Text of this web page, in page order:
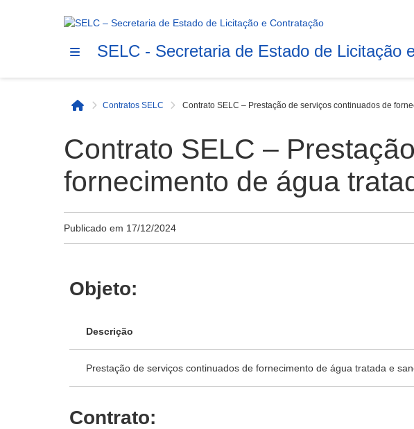
SELC - Secretaria de Estado de Licitação
Início
Contratos SELC Contrato SELC – Prestação de serviços continuados de
Contrato SELC –
fornecimento de água
Publicado em 17/12/2024
Objeto:
Descrição
Prestação de serviços continuados de fornecimento de água tratada e
Contrato: